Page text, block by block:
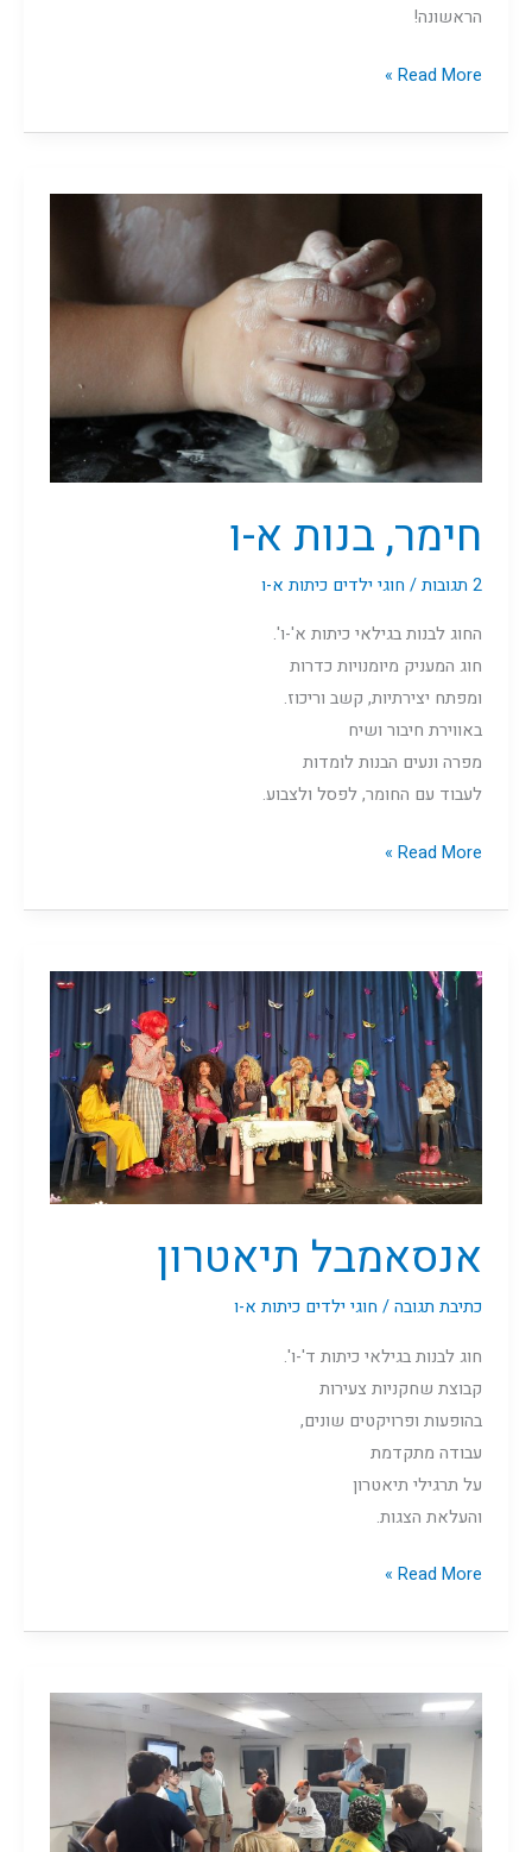
הראשונה!
Read More »
חימר, בנות א-ו
2 תגובות / חוגי ילדים כיתות א-ו
החוג לבנות בגילאי כיתות א'-ו'.
חוג המעניק מיומנויות כדרות
ומפתח יצירתיות, קשב וריכוז.
באווירת חיבור ושיח
מפרה ונעים הבנות לומדות
לעבוד עם החומר, לפסל ולצבוע.
Read More »
אנסאמבל תיאטרון
כתיבת תגובה/ חוגי ילדים כיתות א-ו
חוג לבנות בגילאי כיתות ד'-ו'.
קבוצת שחקניות צעירות
בהופעות ופרויקטים שונים,
עבודה מתקדמת
על תרגילי תיאטרון
והעלאת הצגות.
אנסאמבל
תיאטרון
Read More »
חברתי
בנים